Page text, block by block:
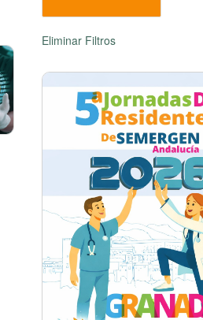
Eliminar Filtros